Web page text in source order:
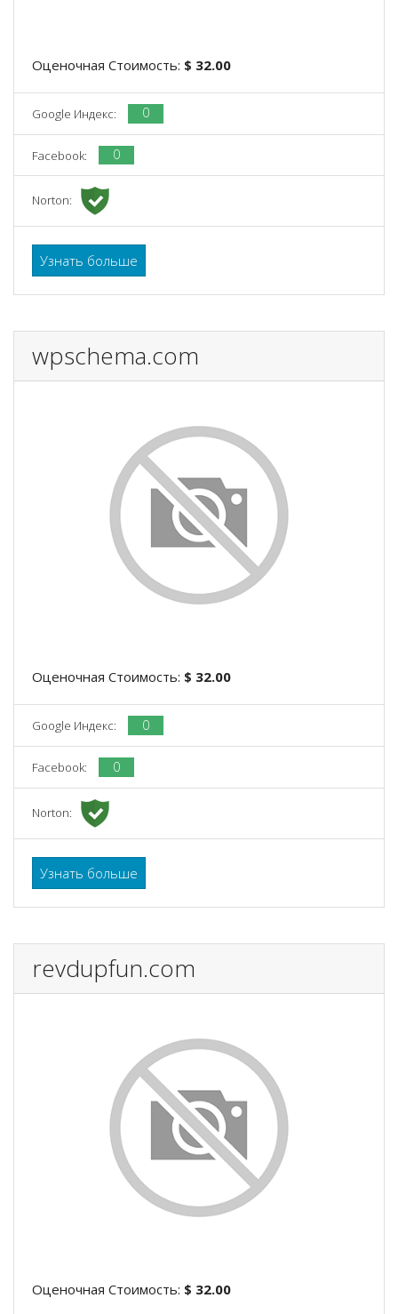
Оценочная Стоимость: $ 32.00
Google Индекс: 0
Facebook: 0
Norton:
Узнать больше
wpschema.com
Оценочная Стоимость: $ 32.00
Google Индекс: 0
Facebook: 0
Norton:
Узнать больше
revdupfun.com
Оценочная Стоимость: $ 32.00